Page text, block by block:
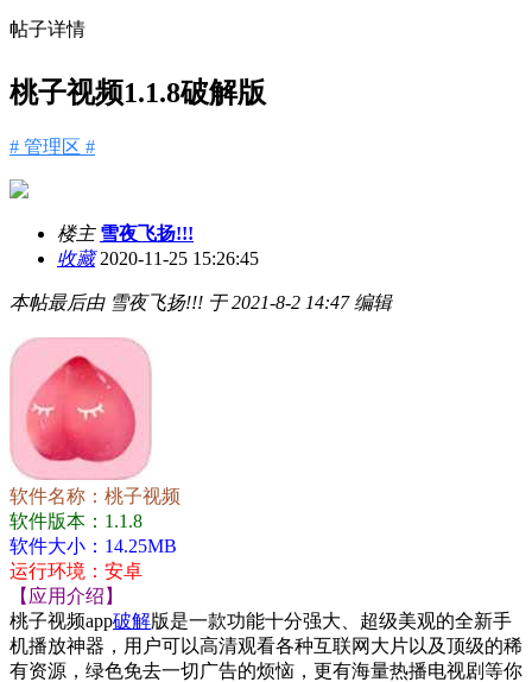
帖子详情
桃子视频1.1.8破解版
# 管理区 #
楼主 雪夜飞扬!!!
收藏2020-11-25 15:26:45
本帖最后由 雪夜飞扬!!! 于 2021-8-2 14:47 编辑
软件名称：桃子视频
软件版本：1.1.8
软件大小：14.25MB
运行环境：安卓
【应用介绍】
桃子视频app破解版是一款功能十分强大、超级美观的全新手
机播放神器，用户可以高清观看各种互联网大片以及顶级的稀
有资源，绿色免去一切广告的烦恼，更有海量热播电视剧等你